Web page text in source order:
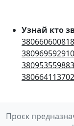
Узнай кто
380660600818
380969592910
380953559883
380664113702
Проєк